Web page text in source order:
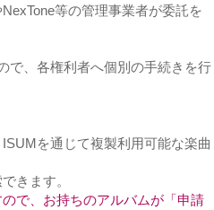
等の管理事業者が委託を
で、各権利者へ個別の手続きを行
を通じて複製利用可能な楽曲
きます。
で、お持ちのアルバムが「申請